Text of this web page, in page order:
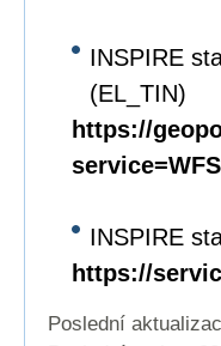
INSPIRE
(EL_TIN)
https://
INSPIRE
https://
Poslední